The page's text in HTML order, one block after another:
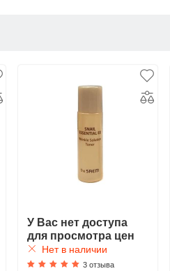
У Вас нет доступа
для просмотра цен
Нет в наличии
3 отзыва